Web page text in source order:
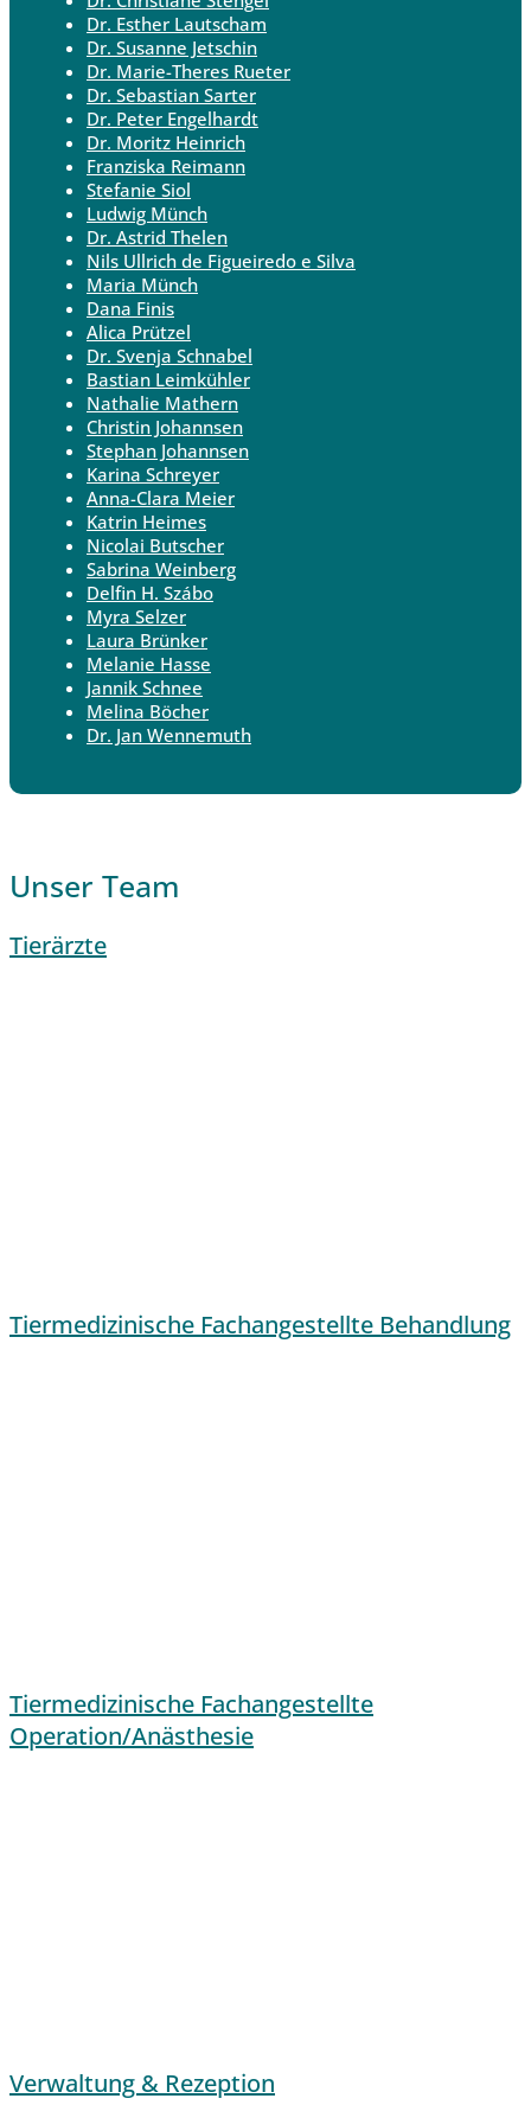
Dr. Esther Lautscham
Dr. Susanne Jetschin
Dr. Marie-Theres Rueter
Dr. Sebastian Sarter
Dr. Peter Engelhardt
Dr. Moritz Heinrich
Franziska Reimann
Stefanie Siol
Ludwig Münch
Dr. Astrid Thelen
Nils Ullrich de Figueiredo e Silva
Maria Münch
Dana Finis
Alica Prützel
Dr. Svenja Schnabel
Bastian Leimkühler
Nathalie Mathern
Christin Johannsen
Stephan Johannsen
Karina Schreyer
Anna-Clara Meier
Katrin Heimes
Nicolai Butscher
Sabrina Weinberg
Delfin H. Szábo
Myra Selzer
Laura Brünker
Melanie Hasse
Jannik Schnee
Melina Böcher
Dr. Jan Wennemuth
Unser Team
Tierärzte
Tiermedizinische Fachangestellte Behandlung
Tiermedizinische Fachangestellte
Operation/Anästhesie
Verwaltung & Rezeption